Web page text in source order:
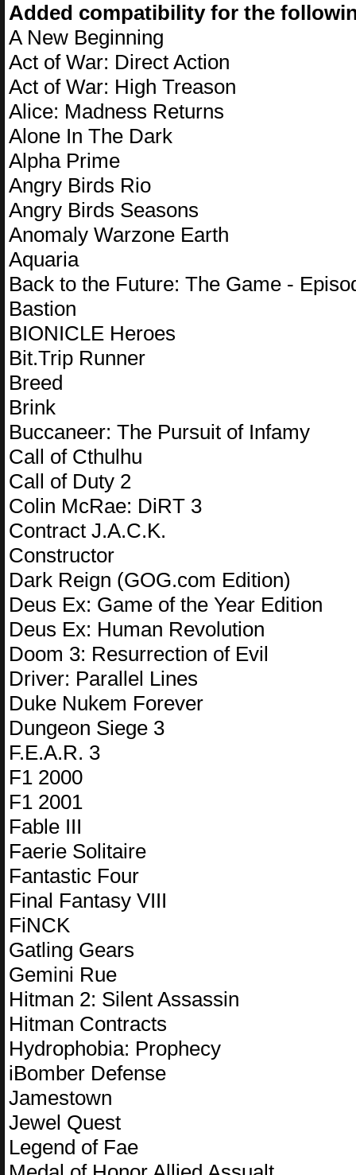
Added compatibility for the
A New Beginning
Act of War: Direct Action
Act of War: High Treason
Alice: Madness Returns
Alone In The Dark
Alpha Prime
Angry Birds Rio
Angry Birds Seasons
Anomaly Warzone Earth
Aquaria
Back to the Future: The Game -
Bastion
BIONICLE Heroes
Bit.Trip Runner
Breed
Brink
Buccaneer: The Pursuit of Infamy
Call of Cthulhu
Call of Duty 2
Colin McRae: DiRT 3
Contract J.A.C.K.
Constructor
Dark Reign (GOG.com Edition)
Deus Ex: Game of the Year Edition
Deus Ex: Human Revolution
Doom 3: Resurrection of Evil
Driver: Parallel Lines
Duke Nukem Forever
Dungeon Siege 3
F.E.A.R. 3
F1 2000
F1 2001
Fable III
Faerie Solitaire
Fantastic Four
Final Fantasy VIII
FiNCK
Gatling Gears
Gemini Rue
Hitman 2: Silent Assassin
Hitman Contracts
Hydrophobia: Prophecy
iBomber Defense
Jamestown
Jewel Quest
Legend of Fae